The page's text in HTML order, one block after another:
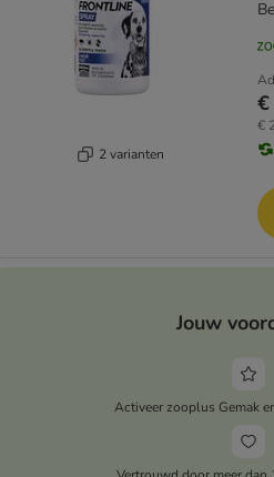
2 varianten
€
€
Jouw
Activeer zooplus Gemak